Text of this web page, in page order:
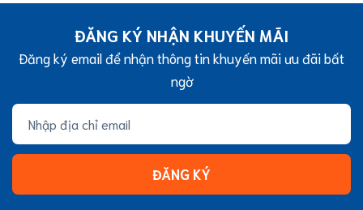
ĐĂNG KÝ NHẬN KHUYẾN MÃI
Đăng ký email để nhận thông tin khuyến mãi ưu đãi bất
ngờ
ĐĂNG KÝ